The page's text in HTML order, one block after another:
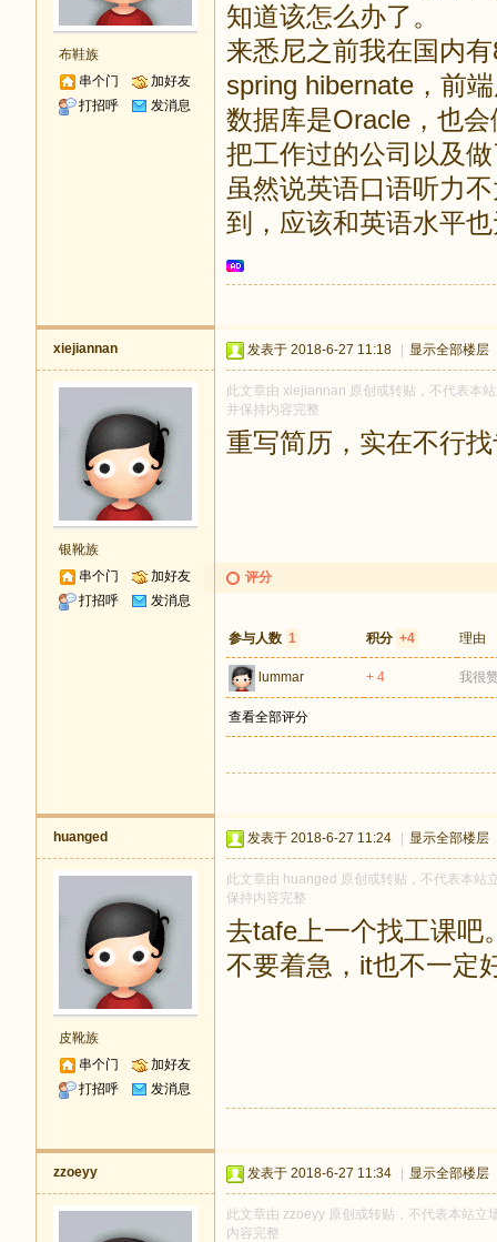
布鞋族
串个门
加好友
打招呼
发消息
知道该怎么办了。
来悉尼之前我在国内
spring hibernate，前
数据库是Oracle，也
把工作过的公司以及
虽然说英语口语听力
到，应该和英语水平
xiejiannan
银靴族
串个门
加好友
打招呼
发消息
发表于 2018-6-27 11:18 显示全部楼层
此文章由 xiejiannan 原创或转贴，不代表本
并保持内容完整
重写简历，实在不行
评分
参与人数 1 积分 +4 理由
lummar + 4 我很
查看全部评分
huanged
皮靴族
串个门
加好友
打招呼
发消息
发表于 2018-6-27 11:24 显示全部楼层
此文章由 huanged 原创或转贴，不代表本站
保持内容完整
去tafe上一个找工课吧
不要着急，it也不一定
zzoeyy 发表于 2018-6-27 11:34 显示全部楼层
此文章由 zzoeyy 原创或转贴，不代表本站
内容完整